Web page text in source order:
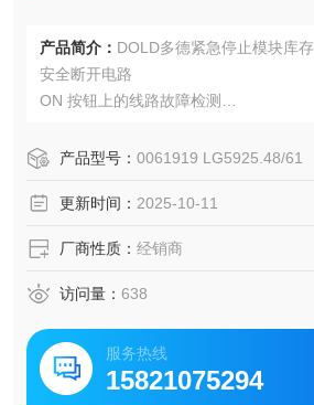
产品简介： DOLD多德紧急停止模块库存
安全断开电路
ON 按钮上的线路故障检测
紧急停止电路中的可选交叉故障检测
产品型号： 0061919 LG5925.48/61
更新时间： 2025-10-11
厂商性质： 经销商
访问量： 638
服务热线
15821075294